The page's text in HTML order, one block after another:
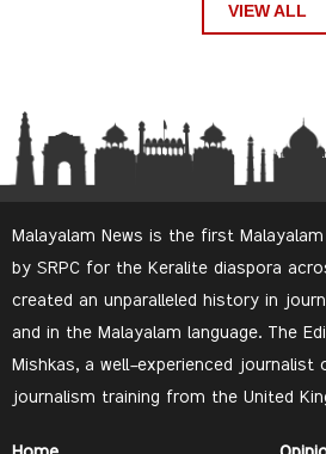
VIEW ALL
Malayalam News is the first
by SRPC for the Keralite diaspora
created an unparalleled history in
and in the Malayalam language. The
Mishkas, a well-experienced journalist
journalism training from the United